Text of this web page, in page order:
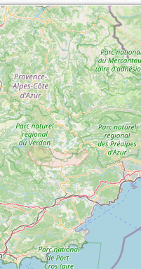
de la carte...